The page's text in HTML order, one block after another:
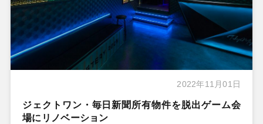
2022年11月01日
ジェクトワン・毎日新聞所有物件を脱出ゲーム会
場にリノベーション